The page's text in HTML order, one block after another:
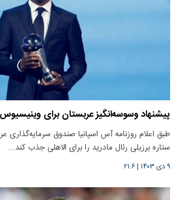
پیشنهاد وسوسه‌انگیز عربستان برای
طبق اعلام روزنامه آس اسپانیا صندوق سرمایه‌گذاری
ستاره برزیلی رئال مادرید را برای الاهلی جذب کند.…
۹ دی ۱۴۰۳ |۲۱:۶